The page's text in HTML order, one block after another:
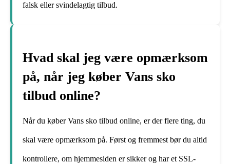
falsk eller svindelagtig tilbud.
Hvad skal jeg være opmærksom
på, når jeg køber Vans sko
tilbud online?
Når du køber Vans sko tilbud online, er der flere ting, du
skal være opmærksom på. Først og fremmest bør du altid
kontrollere, om hjemmesiden er sikker og har et SSL-